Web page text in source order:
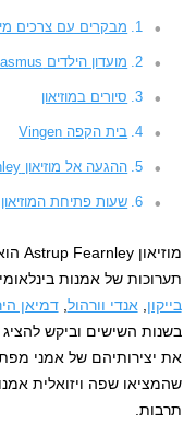
מבקרים עם צרכים
מועדון הילדים Rasmus שבתוך מוזיאון Astrup Fearnley
סיורים במוזיאון
בית הקפה Vingen
ההגעה אל מוזיאון Astrup Fearnley
שעות פתיחת המוזיאון
מוזיאון Astrup Fearnley הוא מוזיאון פרטי בעיר
תערוכות של אמנות
בייקון
אנדי וורהול ,דמיאן
בשנות השישים וביקש
את יצירותיהם של אמני
שהמציאו שפה ויזואלית
תרבות.